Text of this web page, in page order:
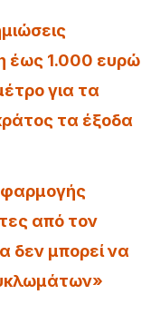
έως 1.000 ευρώ
για τα
τα έξοδα
από τον
δεν μπορεί να